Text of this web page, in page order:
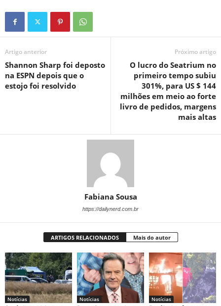
Artigo anterior
Shannon Sharp foi deposto
na ESPN depois que o
estojo foi resolvido
Próximo artigo
O lucro do Seatrium no
primeiro tempo subiu
301%, para US $ 144
milhões em meio ao forte
livro de pedidos, margens
mais altas
Fabiana Sousa
https://dailynerd.com.br
ARTIGOS RELACIONADOS Mais do autor
Notícias Notícias Notícias